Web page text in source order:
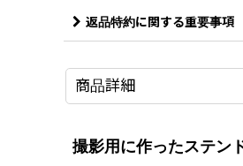
返品特約に関する重要事項
商品詳細
撮影用に作ったステン